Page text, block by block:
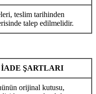
teslim tarihinden
talep edilmelidir.
İADE ŞARTLARI
orijinal kutusu,